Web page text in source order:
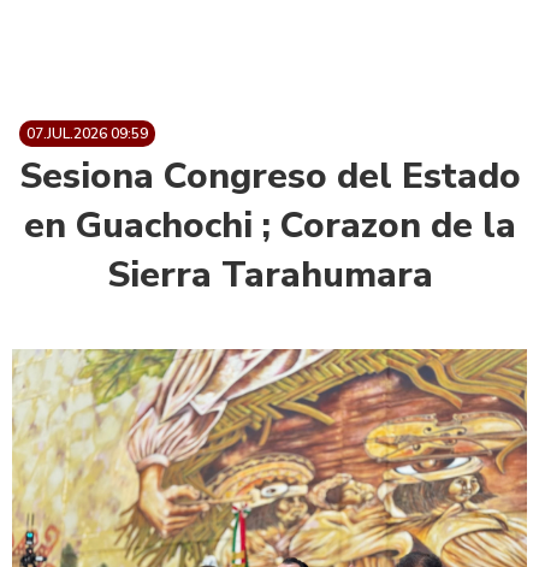
07.JUL.2026 09:59
Sesiona Congreso del Estado
en Guachochi ; Corazon de la
Sierra Tarahumara